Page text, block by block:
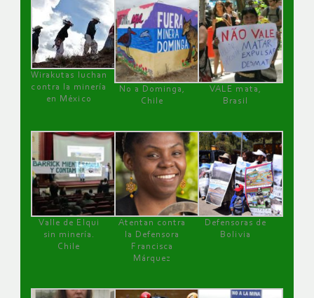
Wirakutas luchan
contra la minería
en México
No a Dominga,
Chile
VALE mata,
Brasil
Valle de Elqui
sin minería.
Chile
Atentan contra
la Defensora
Francisca
Márquez
Defensoras de
Bolivia